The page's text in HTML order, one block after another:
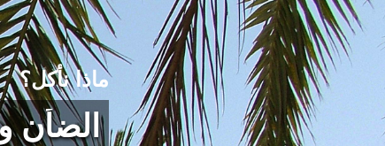
ماذا نأكل؟
الضأن